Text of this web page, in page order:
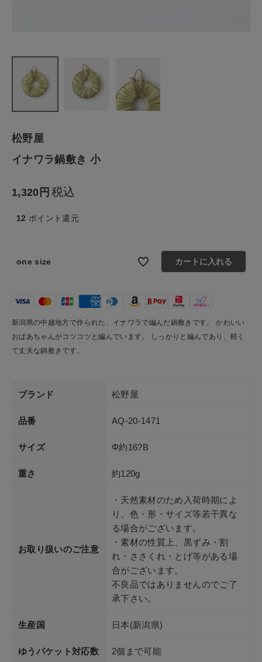
ナチュラル服
ファッション雑貨
食品
ギフト
全ての商品
ご利用ガイド
お問い合わせ
松野屋
イナワラ鍋敷き 小
1,320 税込
12 ポイント還元
one size カートに入れる
新潟県の中越地方で作られた、イナワラで編んだ鍋敷きです。 かわいい
おばあちゃんがコツコツと編んでいます。 しっかりと編んであり、軽く
て丈夫な鍋敷きです。
ブランド 松野屋
品番 AQ-20-1471
サイズ Φ約16?B
重さ 約120g
お取り扱いのご注意
・天然素材のため入荷時期によ
り、色・形・サイズ等若干異な
る場合がございます。
・素材の性質上、黒ずみ・割
れ・ささくれ・とげ等がある場
合がございます。
不良品ではありませんのでご了
承下さい。
生産国 日本(新潟県)
ゆうパケット対応数 2個まで可能